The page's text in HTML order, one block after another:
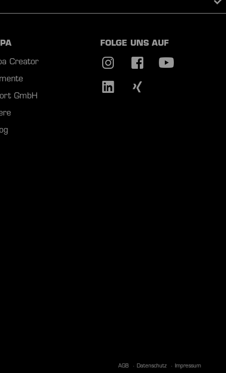
Creator
GmbH
FOLGE UNS AUF
AGB Datenschutz Impressum